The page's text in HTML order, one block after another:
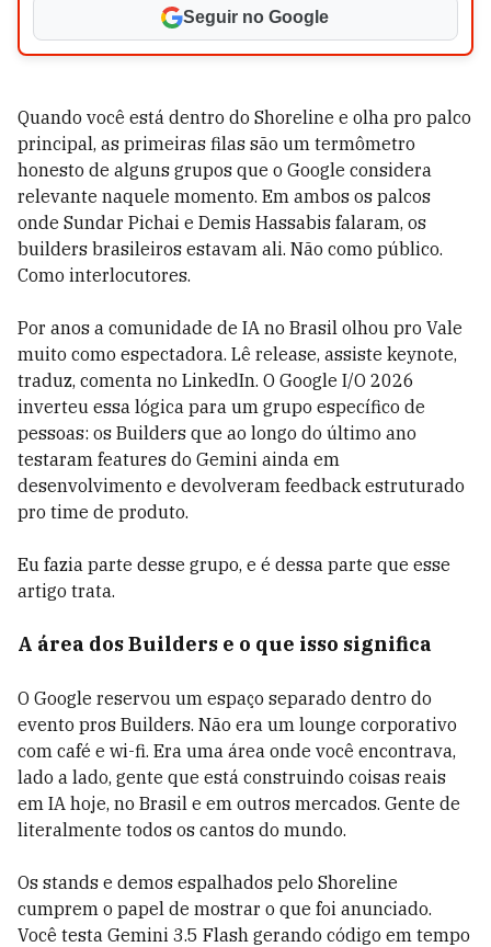
Seguir no Google
Quando você está dentro do Shoreline e olha pro palco
principal, as primeiras filas são um termômetro
honesto de alguns grupos que o Google considera
relevante naquele momento. Em ambos os palcos
onde Sundar Pichai e Demis Hassabis falaram, os
builders brasileiros estavam ali. Não como público.
Como interlocutores.
Por anos a comunidade de IA no Brasil olhou pro Vale
muito como espectadora. Lê release, assiste keynote,
traduz, comenta no LinkedIn. O Google I/O 2026
inverteu essa lógica para um grupo específico de
pessoas: os Builders que ao longo do último ano
testaram features do Gemini ainda em
desenvolvimento e devolveram feedback estruturado
pro time de produto.
Eu fazia parte desse grupo, e é dessa parte que esse
artigo trata.
A área dos Builders e o que isso significa
O Google reservou um espaço separado dentro do
evento pros Builders. Não era um lounge corporativo
com café e wi-fi. Era uma área onde você encontrava,
lado a lado, gente que está construindo coisas reais
em IA hoje, no Brasil e em outros mercados. Gente de
literalmente todos os cantos do mundo.
Os stands e demos espalhados pelo Shoreline
cumprem o papel de mostrar o que foi anunciado.
Você testa Gemini 3.5 Flash gerando código em tempo